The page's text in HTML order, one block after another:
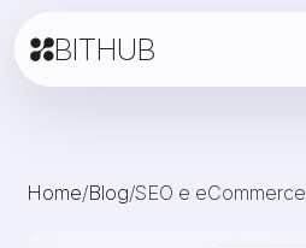
BITHUB
Home/Blog/SEO e eCommerce